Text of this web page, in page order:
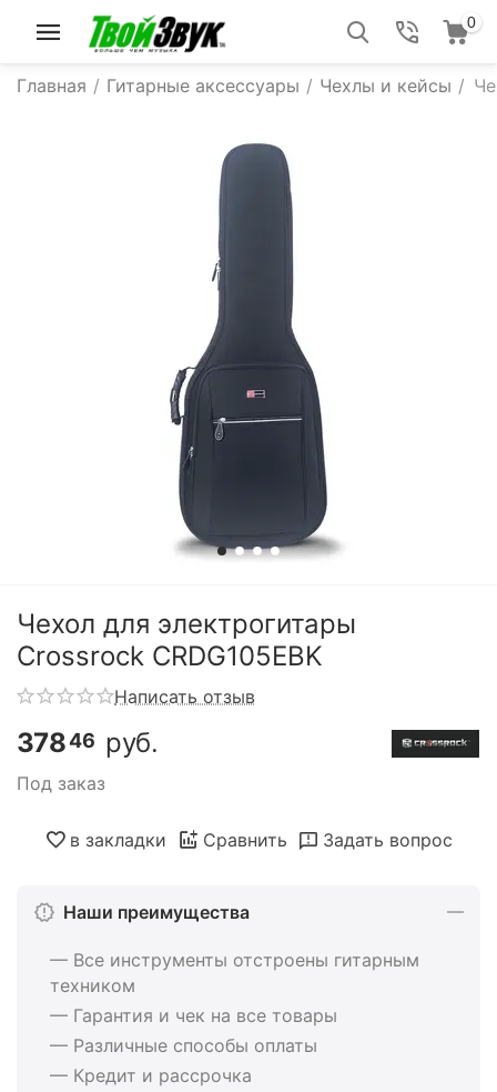
0
Главная / Гитарные аксессуары / Чехлы и кейсы /
Чехол для электрогитары
Crossrock CRDG105EBK
Написать отзыв
37846 руб.
Под заказ
в закладки Сравнить Задать вопрос
Наши преимущества
— Все инструменты отстроены гитарным
техником
— Гарантия и чек на все товары
— Различные способы оплаты
— Кредит и рассрочка